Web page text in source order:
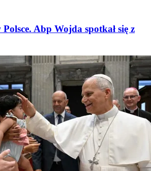
Abp Wojda spotkał się z